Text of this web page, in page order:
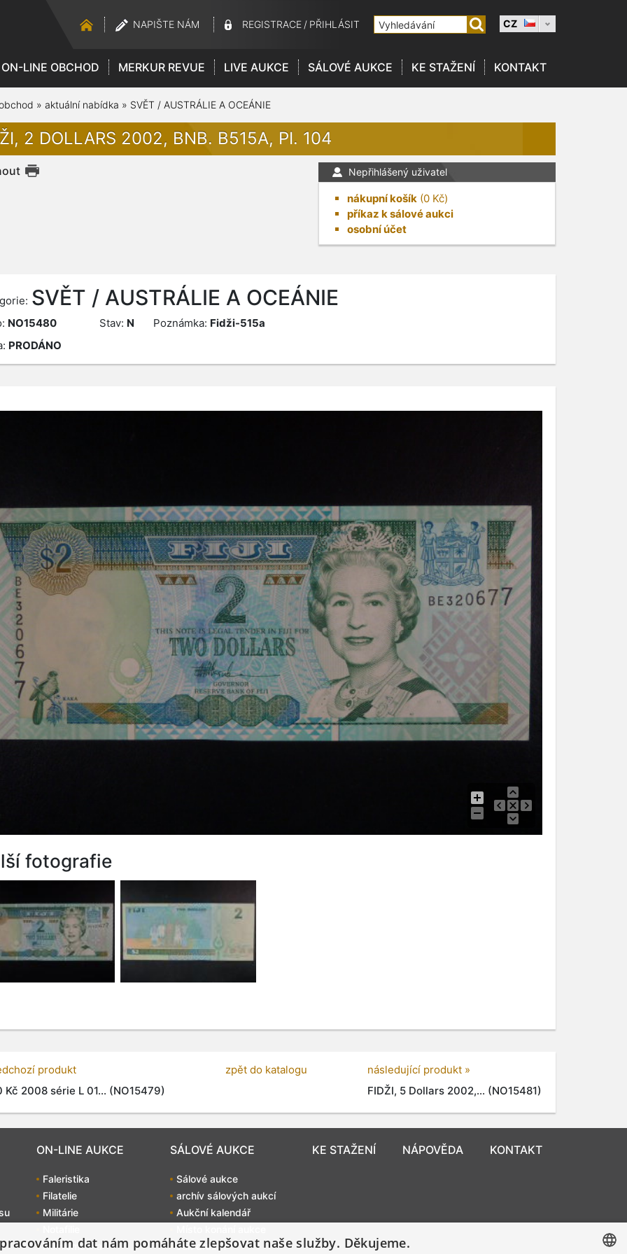
NAPIŠTE NÁM REGISTRACE / PŘIHLÁSIT CZ
ON-LINE OBCHOD MERKUR REVUE LIVE AUKCE SÁLOVÉ AUKCE KE STAŽENÍ KONTAKT
» aktuální nabídka » SVĚT / AUSTRÁLIE A OCEÁNIE
2 DOLLARS 2002, BNB. B515A, PI. 104
Nepřihlášený uživatel
nákupní košík (0 Kč)
příkaz k sálové aukci
osobní účet
SVĚT / AUSTRÁLIE A OCEÁNIE
NO15480 Stav: N Poznámka: Fidži-515a
PRODÁNO
fotografie
produkt
Kč 2008 série L 01... (NO15479)
zpět do katalogu
následující produkt »
FIDŽI, 5 Dollars 2002,... (NO15481)
ON-LINE AUKCE
Faleristika
Filatelie
Militárie
Numismatika
SÁLOVÉ AUKCE
Sálové aukce
archív sálových aukcí
Aukční kalendář
Jak dražit?
KE STAŽENÍ NÁPOVĚDA KONTAKT
dat nám pomáháte zlepšovat naše služby. Děkujeme.